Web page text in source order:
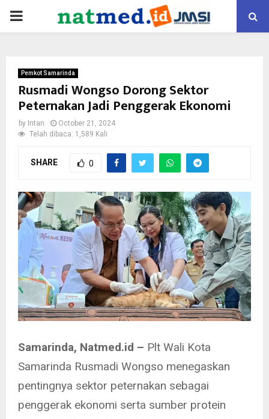
PRIMARY
Pemkot Samarinda
Rusmadi Wongso Dorong Sektor
Peternakan Jadi Penggerak Ekonomi
by Intan
October 21, 2024
Telah dibaca: 1,589 Kali
SHARE 0
Samarinda, Natmed.id – Plt Wali Kota
Samarinda Rusmadi Wongso menegaskan
pentingnya sektor peternakan sebagai
penggerak ekonomi serta sumber protein